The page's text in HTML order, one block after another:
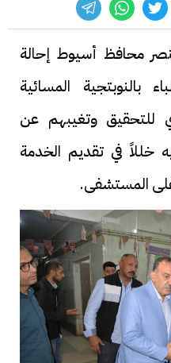
محافظ أسيوط إحالة
عدم تواجد 7 أطباء بالنوبتجية المسائية
للتحقيق وتغيبهم عن
خللاً في تقديم الخدمة
المستشفى.